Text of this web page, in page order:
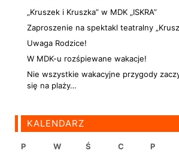
„Kruszek i Kruszka” w MDK „ISKRA”
Zaproszenie na spektakl teatralny
Uwaga Rodzice!
W MDK-u rozśpiewane wakacje!
Nie wszystkie wakacyjne przygody
się na plaży…
KALENDARZ
P W Ś C P